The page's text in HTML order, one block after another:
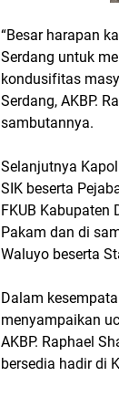
“Besar harapan
Serdang untuk
kondusifitas
Serdang, AKBP.
sambutannya.
Selanjutnya
SIK beserta
FKUB Kabupaten
Pakam dan di
Waluyo beserta
Dalam
menyampaikan
AKBP. Raphael
bersedia hadir di